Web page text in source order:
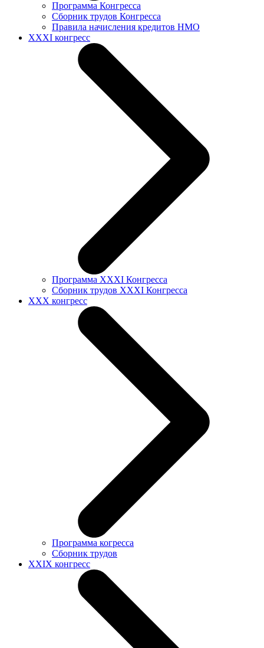
Программа Конгресса
Сборник трудов Конгресса
Правила начисления кредитов НМО
XXXI конгресс
Программа XXXI Конгресса
Сборник трудов XXXI Конгресса
XXX конгресс
Программа когресса
Сборник трудов
XXIX конгресс